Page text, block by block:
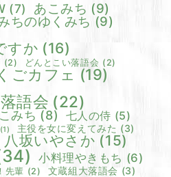
(7) あこみち (9)
ちのゆくみち (9)
すか (16)
(2) どんとこい落語会 (2)
ごカフェ (19)
語会 (22)
みち (8) 七人の侍 (5)
(1) 主役を女に変えてみた (3)
八坂いやさか (15)
小料理やきもち (6)
先輩 (2) 文蔵組大落語会 (3)